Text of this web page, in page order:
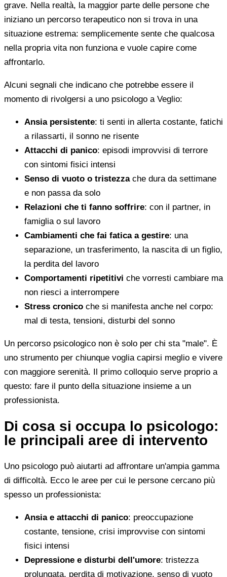
grave. Nella realtà, la maggior parte delle persone che
iniziano un percorso terapeutico non si trova in una
situazione estrema: semplicemente sente che qualcosa
nella propria vita non funziona e vuole capire come
affrontarlo.
Alcuni segnali che indicano che potrebbe essere il
momento di rivolgersi a uno psicologo a Veglio:
Ansia persistente: ti senti in allerta costante, fatichi
a rilassarti, il sonno ne risente
Attacchi di panico: episodi improvvisi di terrore
con sintomi fisici intensi
Senso di vuoto o tristezzache dura da settimane
e non passa da solo
Relazioni che ti fanno soffrire: con il partner, in
famiglia o sul lavoro
Cambiamenti che fai fatica a gestire: una
separazione, un trasferimento, la nascita di un figlio,
la perdita del lavoro
Comportamenti ripetitivi che vorresti cambiare ma
non riesci a interrompere
Stress cronico che si manifesta anche nel corpo:
mal di testa, tensioni, disturbi del sonno
Un percorso psicologico non è solo per chi sta "male". È
uno strumento per chiunque voglia capirsi meglio e vivere
con maggiore serenità. Il primo colloquio serve proprio a
questo: fare il punto della situazione insieme a un
professionista.
Di cosa si occupa lo psicologo:
le principali aree di intervento
Uno psicologo può aiutarti ad affrontare un'ampia gamma
di difficoltà. Ecco le aree per cui le persone cercano più
spesso un professionista:
Ansia e attacchi di panico: preoccupazione
costante, tensione, crisi improvvise con sintomi
fisici intensi
Depressione e disturbi dell'umore: tristezza
prolungata, perdita di motivazione, senso di vuoto